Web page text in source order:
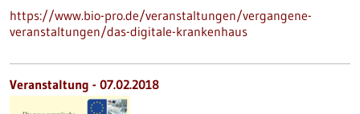
https://www.bio-pro.de/veranstaltungen/vergangene-
veranstaltungen/das-digitale-krankenhaus
Veranstaltung - 07.02.2018